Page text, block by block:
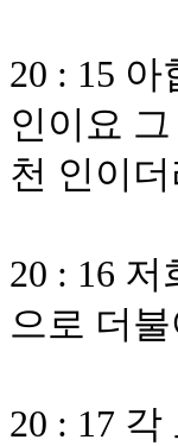
20 : 15
인이요
천 인이
20 : 16
으로 더
20 : 17